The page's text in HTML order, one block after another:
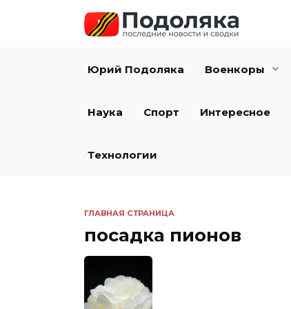
Юрий Подоляка Военкоры
Наука Спорт Интересное
Технологии
ГЛАВНАЯ СТРАНИЦА
посадка пионов